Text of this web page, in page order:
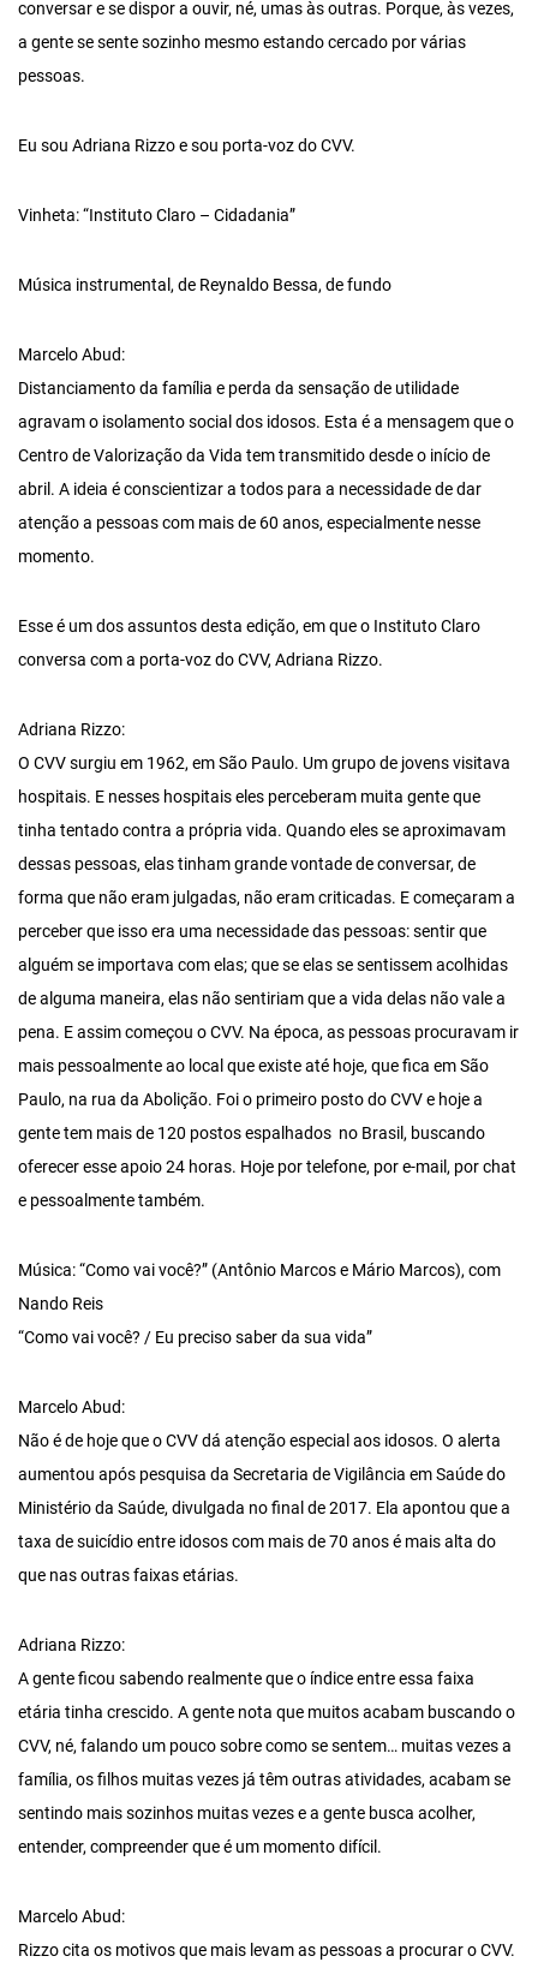
conversar e se dispor a ouvir, né, umas às outras. Porque, às vezes,
a gente se sente sozinho mesmo estando cercado por várias
pessoas.
Eu sou Adriana Rizzo e sou porta-voz do CVV.
Vinheta: “Instituto Claro – Cidadania”
Música instrumental, de Reynaldo Bessa, de fundo
Marcelo Abud:
Distanciamento da família e perda da sensação de utilidade
agravam o isolamento social dos idosos. Esta é a mensagem que o
Centro de Valorização da Vida tem transmitido desde o início de
abril. A ideia é conscientizar a todos para a necessidade de dar
atenção a pessoas com mais de 60 anos, especialmente nesse
momento.
Esse é um dos assuntos desta edição, em que o Instituto Claro
conversa com a porta-voz do CVV, Adriana Rizzo.
Adriana Rizzo:
O CVV surgiu em 1962, em São Paulo. Um grupo de jovens visitava
hospitais. E nesses hospitais eles perceberam muita gente que
tinha tentado contra a própria vida. Quando eles se aproximavam
dessas pessoas, elas tinham grande vontade de conversar, de
forma que não eram julgadas, não eram criticadas. E começaram a
perceber que isso era uma necessidade das pessoas: sentir que
alguém se importava com elas; que se elas se sentissem acolhidas
de alguma maneira, elas não sentiriam que a vida delas não vale a
pena. E assim começou o CVV. Na época, as pessoas procuravam ir
mais pessoalmente ao local que existe até hoje, que fica em São
Paulo, na rua da Abolição. Foi o primeiro posto do CVV e hoje a
gente tem mais de 120 postos espalhados no Brasil, buscando
oferecer esse apoio 24 horas. Hoje por telefone, por e-mail, por chat
e pessoalmente também.
Música: “Como vai você?” (Antônio Marcos e Mário Marcos), com
Nando Reis
“Como vai você? / Eu preciso saber da sua vida”
Marcelo Abud:
Não é de hoje que o CVV dá atenção especial aos idosos. O alerta
aumentou após pesquisa da Secretaria de Vigilância em Saúde do
Ministério da Saúde, divulgada no final de 2017. Ela apontou que a
taxa de suicídio entre idosos com mais de 70 anos é mais alta do
que nas outras faixas etárias.
Adriana Rizzo:
A gente ficou sabendo realmente que o índice entre essa faixa
etária tinha crescido. A gente nota que muitos acabam buscando o
CVV, né, falando um pouco sobre como se sentem… muitas vezes a
família, os filhos muitas vezes já têm outras atividades, acabam se
sentindo mais sozinhos muitas vezes e a gente busca acolher,
entender, compreender que é um momento difícil.
Marcelo Abud:
Rizzo cita os motivos que mais levam as pessoas a procurar o CVV.